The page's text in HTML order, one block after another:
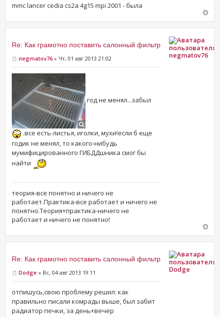
mmc lancer cedia cs2a 4g15 mpi 2001 - была
Re: Как грамотно поставить салонный фильтр
negmatov76 » Чт, 01 авг 2013 21:02
год не менял...забыл
.все есть-листья, иголки, мухи!если б еще
годик не менял, то какого-нибудь
мумифицированного ГИБДДшника смог бы
найти
теория-все понятно и ничего не
работает.Практика-все работает и ничего не
понятно.Теория+практика-ничего не
работает и ничего не понятно!
negmatov76
Re: Как грамотно поставить салонный фильтр
Dodge » Вс, 04 авг 2013 19:11
отпишусь,свою проблему решил: как
правильно писали комрады выше, был забит
радиатор печки, за день+вечер
Dodge